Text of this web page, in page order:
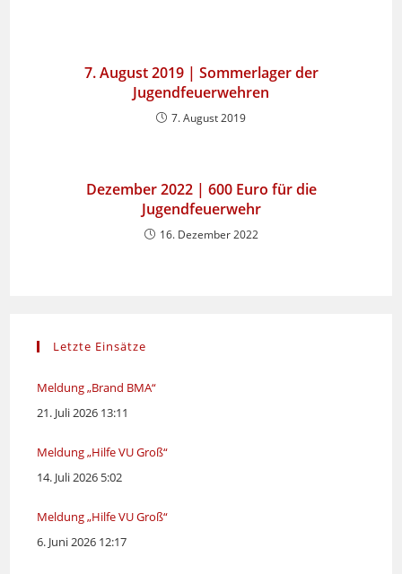
7. August 2019 | Sommerlager der
Jugendfeuerwehren
7. August 2019
Dezember 2022 | 600 Euro für die
Jugendfeuerwehr
16. Dezember 2022
Letzte Einsätze
Meldung „Brand BMA“
21. Juli 2026 13:11
Meldung „Hilfe VU Groß“
14. Juli 2026 5:02
Meldung „Hilfe VU Groß“
6. Juni 2026 12:17